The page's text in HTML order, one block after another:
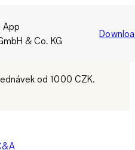
App
& Co. KG
od 1000 CZK.